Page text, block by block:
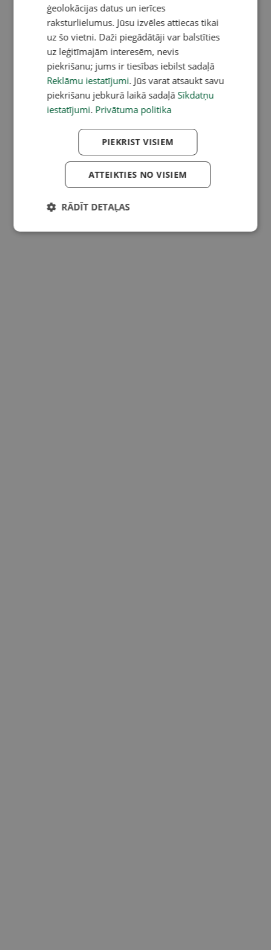
ģeolokācijas datus un ierīces
raksturlielumus. Jūsu izvēles attiecas tikai
uz šo vietni. Daži piegādātāji var balstīties
uz leģitīmajām interesēm, nevis
piekrišanu; jums ir tiesības iebilst sadaļā
Reklāmu iestatījumi. Jūs varat atsaukt savu
piekrišanu jebkurā laikā sadaļā Sīkdatņu
iestatījumi. Privātuma politika
PIEKRIST VISIEM
ATTEIKTIES NO VISIEM
RĀDĪT DETAĻAS